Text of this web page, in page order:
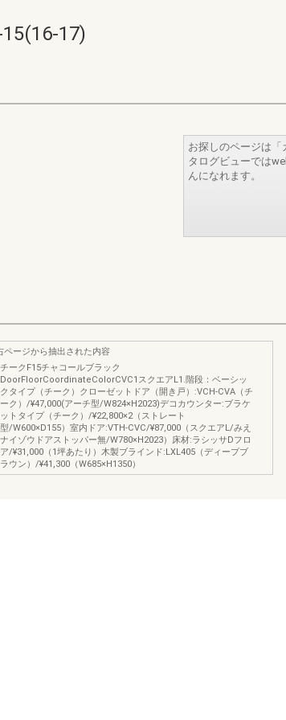
17)
お探しのページは「
タログビューでは
んになれます。
ページから抽出された内容
チークF15チャコールブラック
DoorFloorCoordinateColorCVC1スクエアL1.階段：ベーシッ
クタイプ（チーク）クローゼットドア（開き戸）:VCH-CVA（チ
ーク）/¥47,000(アーチ型/W824×H2023)デコカウンター:ブラケ
ットタイプ（チーク）/¥22,800×2（ストレート
型/W600×D155）室内ドア:VTH-CVC/¥87,000（スクエアL/みえ
ナイゾウドアストッパー無/W780×H2023）床材:ラシッサDフロ
ア/¥31,000（1坪あたり）木製ブラインド:LXL405（ディープブ
ラウン）/¥41,300（W685×H1350）